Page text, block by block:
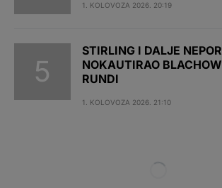
1. KOLOVOZA 2026. 20:19
STIRLING I DALJE
NOKAUTIRAO
RUNDI
1. KOLOVOZA 2026. 21:10